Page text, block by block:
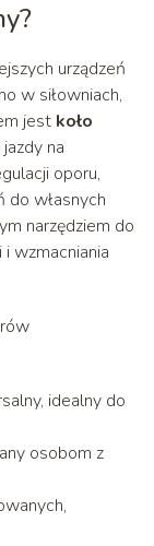
urządzeń
w siłowniach,
jest koło
na
oporu,
własnych
narzędziem do
wzmacniania
idealny do
osobom z